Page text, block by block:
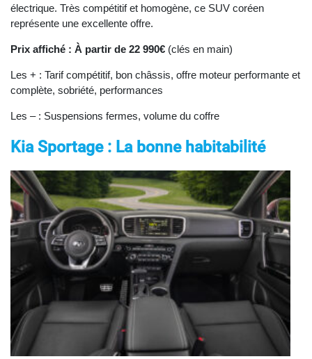
électrique. Très compétitif et homogène, ce SUV coréen
représente une excellente offre.
Prix affiché : À partir de 22 990€ (clés en main)
Les + : Tarif compétitif, bon châssis, offre moteur performante et
complète, sobriété, performances
Les – : Suspensions fermes, volume du coffre
Kia Sportage : La bonne habitabilité